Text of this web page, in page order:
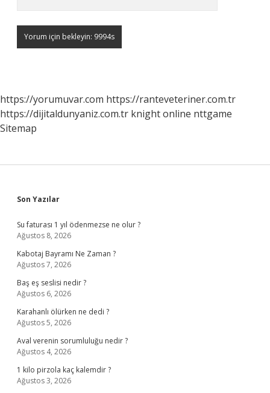
https://yorumuvar.com https://ranteveteriner.com.tr
https://dijitaldunyaniz.com.tr knight online nttgame
Sitemap
Sidebar
Son Yazılar
Su faturası 1 yıl ödenmezse ne olur ?
Ağustos 8, 2026
Kabotaj Bayramı Ne Zaman ?
Ağustos 7, 2026
Baş eş seslisi nedir ?
Ağustos 6, 2026
Karahanlı ölürken ne dedi ?
Ağustos 5, 2026
Aval verenin sorumluluğu nedir ?
Ağustos 4, 2026
1 kilo pirzola kaç kalemdir ?
Ağustos 3, 2026